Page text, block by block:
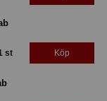
st Köp